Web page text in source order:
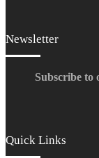
Newsletter
Subscribe to
Quick Links